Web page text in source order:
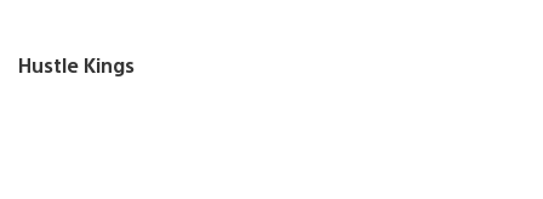
Hustle Kings